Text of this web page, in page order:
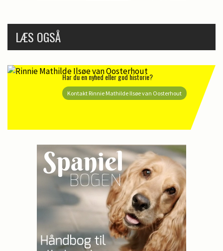
LÆS OGSÅ
Har du en nyhed eller god historie?
Kontakt Rinnie Mathilde Ilsøe van Oosterhout